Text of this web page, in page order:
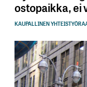
ostopaikka, ei
KAUPALLINEN YHTEISTYÖ